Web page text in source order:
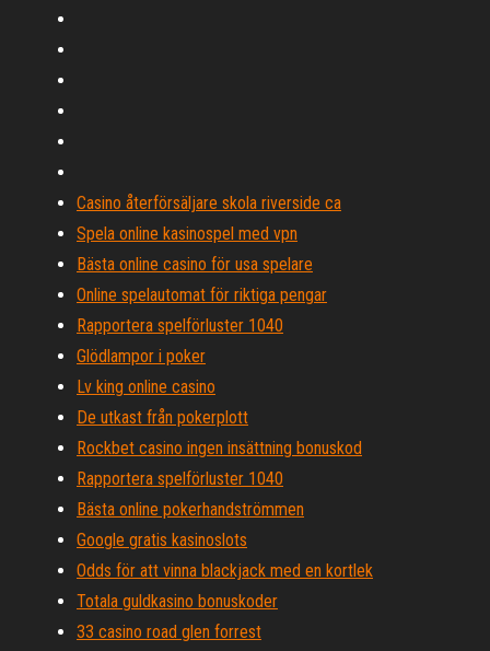
Casino återförsäljare skola riverside ca
Spela online kasinospel med vpn
Bästa online casino för usa spelare
Online spelautomat för riktiga pengar
Rapportera spelförluster 1040
Glödlampor i poker
Lv king online casino
De utkast från pokerplott
Rockbet casino ingen insättning bonuskod
Rapportera spelförluster 1040
Bästa online pokerhandströmmen
Google gratis kasinoslots
Odds för att vinna blackjack med en kortlek
Totala guldkasino bonuskoder
33 casino road glen forrest